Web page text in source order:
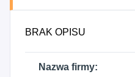
bezalkoholowych
wyspecjalizowanych
detaliczna gazet i
BRAK OPISU
Nazwa firmy: